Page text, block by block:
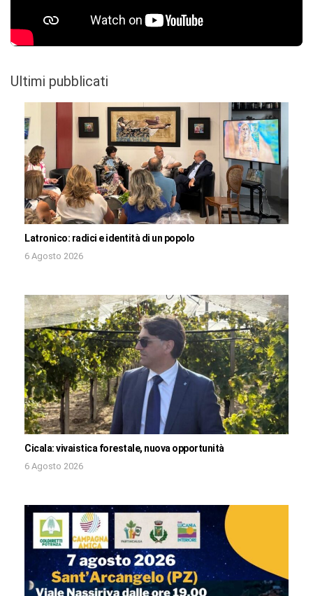
Ultimi pubblicati
Latronico: radici e identità di un popolo
6 Agosto 2026
Cicala: vivaistica forestale, nuova opportunità
6 Agosto 2026